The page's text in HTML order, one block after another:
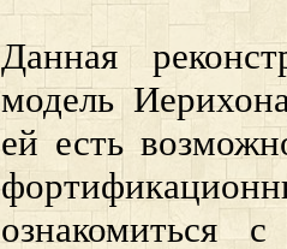
Данная
модель
ей есть
ознакомиться